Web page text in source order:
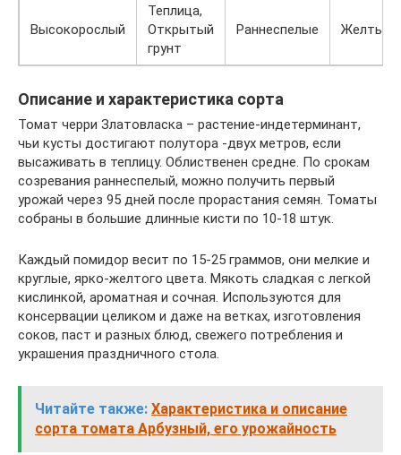
Высокорослый
Теплица,
Открытый
грунт
Раннеспелые Желтые
Описание и характеристика сорта
Томат черри Златовласка – растение-индетерминант,
чьи кусты достигают полутора -двух метров, если
высаживать в теплицу. Облиственен средне. По срокам
созревания раннеспелый, можно получить первый
урожай через 95 дней после прорастания семян. Томаты
собраны в большие длинные кисти по 10-18 штук.
Каждый помидор весит по 15-25 граммов, они мелкие и
круглые, ярко-желтого цвета. Мякоть сладкая с легкой
кислинкой, ароматная и сочная. Используются для
консервации целиком и даже на ветках, изготовления
соков, паст и разных блюд, свежего потребления и
украшения праздничного стола.
Читайте также: Характеристика и описание
сорта томата Арбузный, его урожайность